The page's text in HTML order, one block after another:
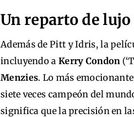
Un reparto de
Además de Pitt y Idris, la
incluyendo a Kerry Condon
Menzies. Lo más emocionante
siete veces campeón del
significa que la precisión en